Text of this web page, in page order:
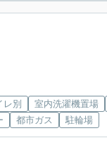
レ別 室内洗濯機置場
都市ガス 駐輪場